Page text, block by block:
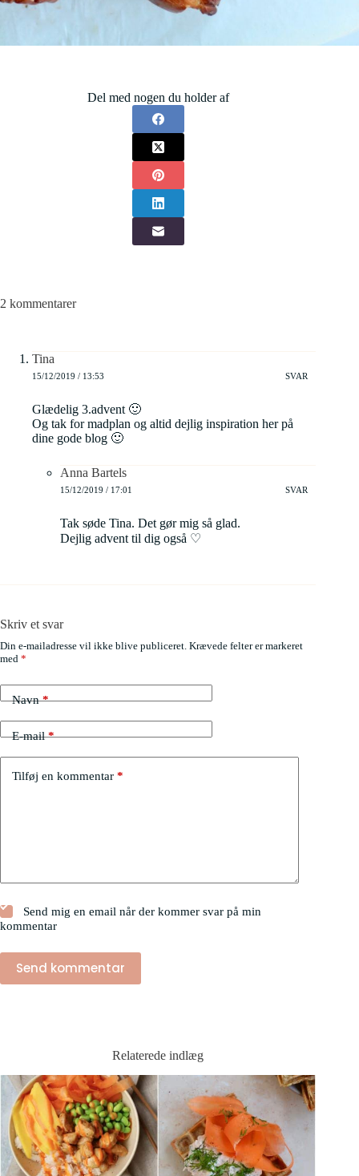
Del med nogen du holder af
2 kommentarer
Tina
15/12/2019 / 13:53 SVAR
Glædelig 3.advent 🙂
Og tak for madplan og altid dejlig inspiration her på
dine gode blog 🙂
Anna Bartels
15/12/2019 / 17:01 SVAR
Tak søde Tina. Det gør mig så glad.
Dejlig advent til dig også ♡
Skriv et svar
Din e-mailadresse vil ikke blive publiceret. Krævede felter er markeret
med *
Navn*
E-mail*
Tilføj en kommentar *
Send mig en email når der kommer svar på min
kommentar
Send kommentar
Relaterede indlæg